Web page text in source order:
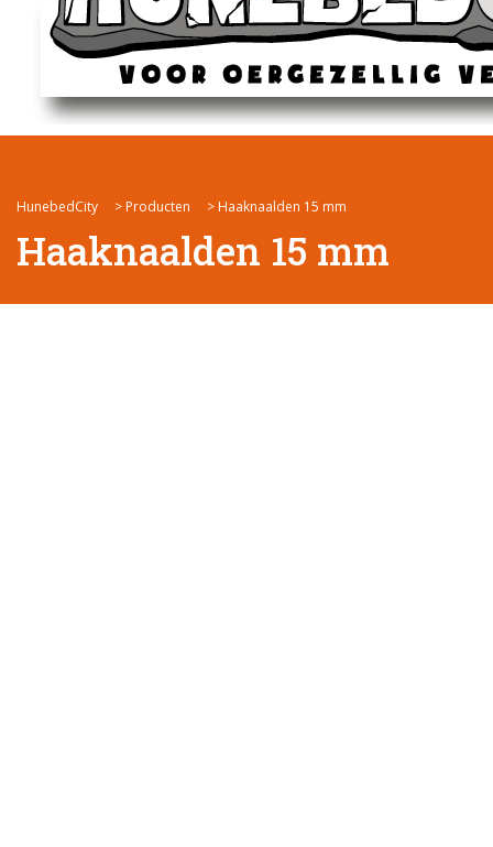
HunebedCity > Producten > Haaknaalden 15 mm
Haaknaalden 15 mm